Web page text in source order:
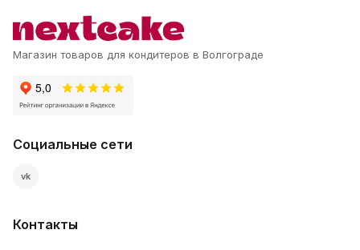
Магазин товаров для кондитеров в Волгограде
Социальные сети
vk
Контакты